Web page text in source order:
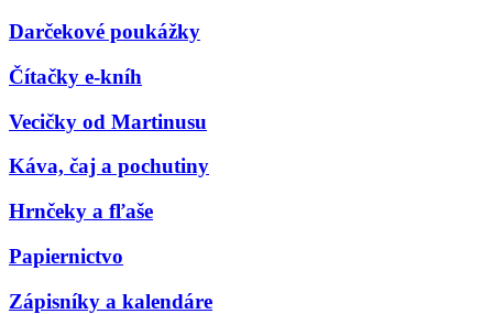
Darčekové poukážky
Čítačky e-kníh
Vecičky od Martinusu
Káva, čaj a pochutiny
Hrnčeky a fľaše
Papiernictvo
Zápisníky a kalendáre